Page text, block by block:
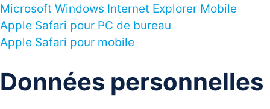
Microsoft Windows Internet Explorer Mobile
Apple Safari pour PC de bureau
Apple Safari pour mobile
Données personnelles